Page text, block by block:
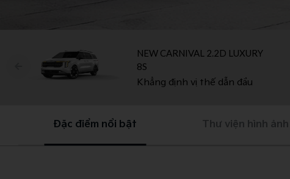
NEW CARNIVAL 2.2D LUXURY
8S​
Khẳng định vị thế dẫn đầu
Đặc điểm nổi bật Thư viện hình ảnh